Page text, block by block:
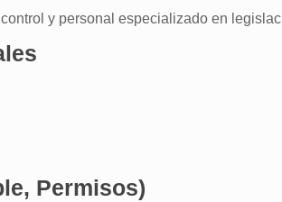
y personal especializado en
Permisos)